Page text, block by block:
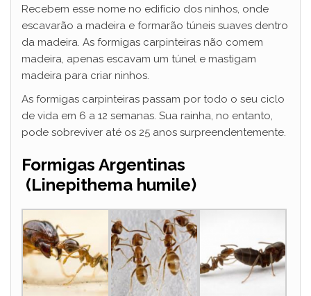
Recebem esse nome no edifício dos ninhos, onde
escavarão a madeira e formarão túneis suaves dentro
da madeira. As formigas carpinteiras não comem
madeira, apenas escavam um túnel e mastigam
madeira para criar ninhos.
As formigas carpinteiras passam por todo o seu ciclo
de vida em 6 a 12 semanas. Sua rainha, no entanto,
pode sobreviver até os 25 anos surpreendentemente.
Formigas Argentinas
(Linepithema humile)